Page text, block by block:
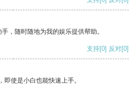
，随时随地为我的娱乐提供帮助。
支持[0] 反对[0]
使是小白也能快速上手。